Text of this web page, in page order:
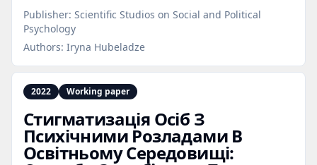
Publisher: Scientific Studios on Social and Political
Psychology
Authors: Iryna Hubeladze
2022 Working paper
Стигматизація Осіб З
Психічними Розладами В
Освітньому Середовищі: